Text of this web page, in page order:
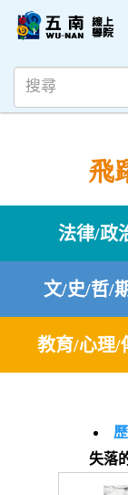
飛
法律/政
文/史/哲/
教育/心理/
失落